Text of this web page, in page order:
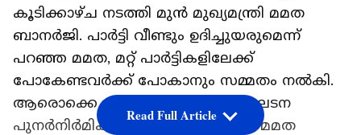
കൂടിക്കാഴ്ച നടത്തി മുൻ മുഖ്യമന്ത്രി മമത
ബാനർജി. പാർട്ടി വീണ്ടും ഉദിച്ചുയരുമെന്ന്
പറഞ്ഞ മമത, മറ്റ് പാർട്ടികളിലേക്ക്
പോകേണ്ടവർക്ക് പോകാനും സമ്മതം നൽകി.
ആരൊക്കെ പോയാലും താൻ സംഘടന
പുനർനിർമിക്കുമെന്ന് യോഗത്തിൽ മമത
Read Full Article